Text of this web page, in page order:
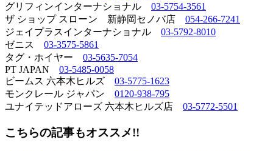
グリフィンインターナショナル 03-5754-3561
ザ ショップ スローン 新静岡セノバ店 054-266-7241
ジェイプラスインターナショナル 03-5792-8010
ゼニス 03-3575-5861
タグ・ホイヤー 03-5635-7054
PT JAPAN 03-5485-0058
ビームス 六本木ヒルズ 03-5775-1623
モンクレール ジャパン 0120-938-795
ユナイテッドアローズ 六本木ヒルズ店 03-5772-5501
こちらの記事もオススメ!!